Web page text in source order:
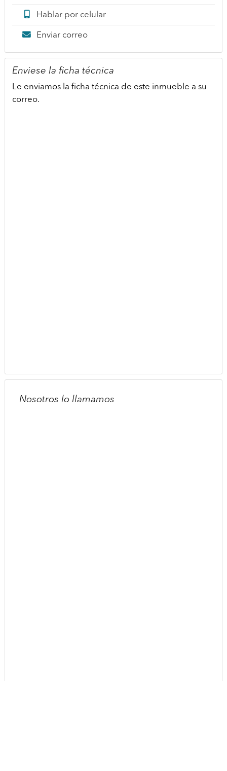
Hablar por celular
Enviar correo
Enviese la ficha técnica
Le enviamos la ficha técnica de este inmueble a su
correo.
Nosotros lo llamamos